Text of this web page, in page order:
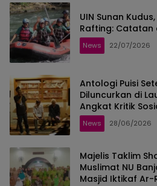
UIN Sunan
Rafting: Catatan
News 22/07/2026
Antologi Puisi
Diluncurkan di
Angkat Kritik
News 28/06/2026
Majelis Taklim
Muslimat NU
Masjid Iktikaf Ar-